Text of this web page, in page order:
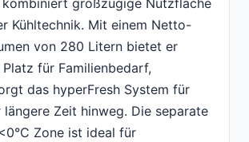
kombiniert großzügige Nutzfläche
Kühltechnik. Mit einem Netto-
von 280 Litern bietet er
für Familienbedarf,
das hyperFresh System für
längere Zeit hinweg. Die separate
Zone ist ideal für